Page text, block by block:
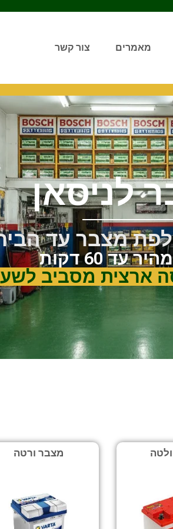
מאמרים צור קשר
לניסאן
מצבר עד
עד 60 דקות
ארצית מסביב
מצבר ורטה